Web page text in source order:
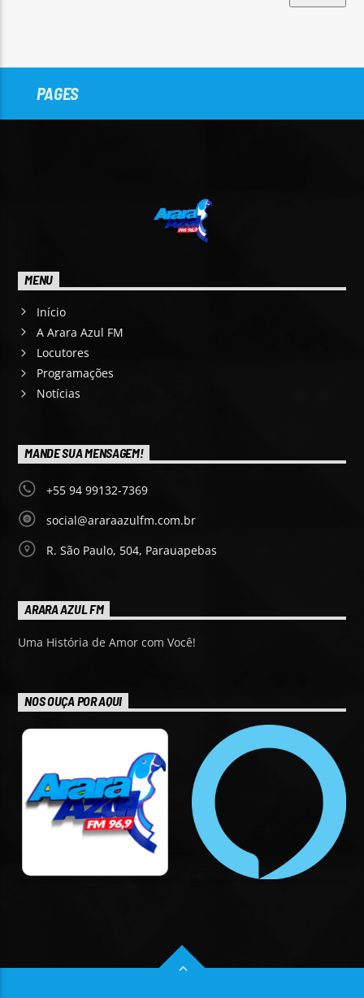
PAGES
MENU
Início
A Arara Azul FM
Locutores
Programações
Notícias
MANDE SUA MENSAGEM!
+55 94 99132-7369
social@araraazulfm.com.br
R. São Paulo, 504, Parauapebas
ARARA AZUL FM
Uma História de Amor com Você!
NOS OUÇA POR AQUI